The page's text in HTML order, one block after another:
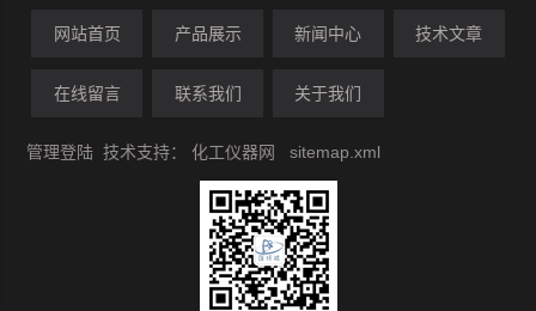
网站首页 产品展示 新闻中心 技术文章
在线留言 联系我们 关于我们
管理登陆 技术支持：化工仪器网 sitemap.xml